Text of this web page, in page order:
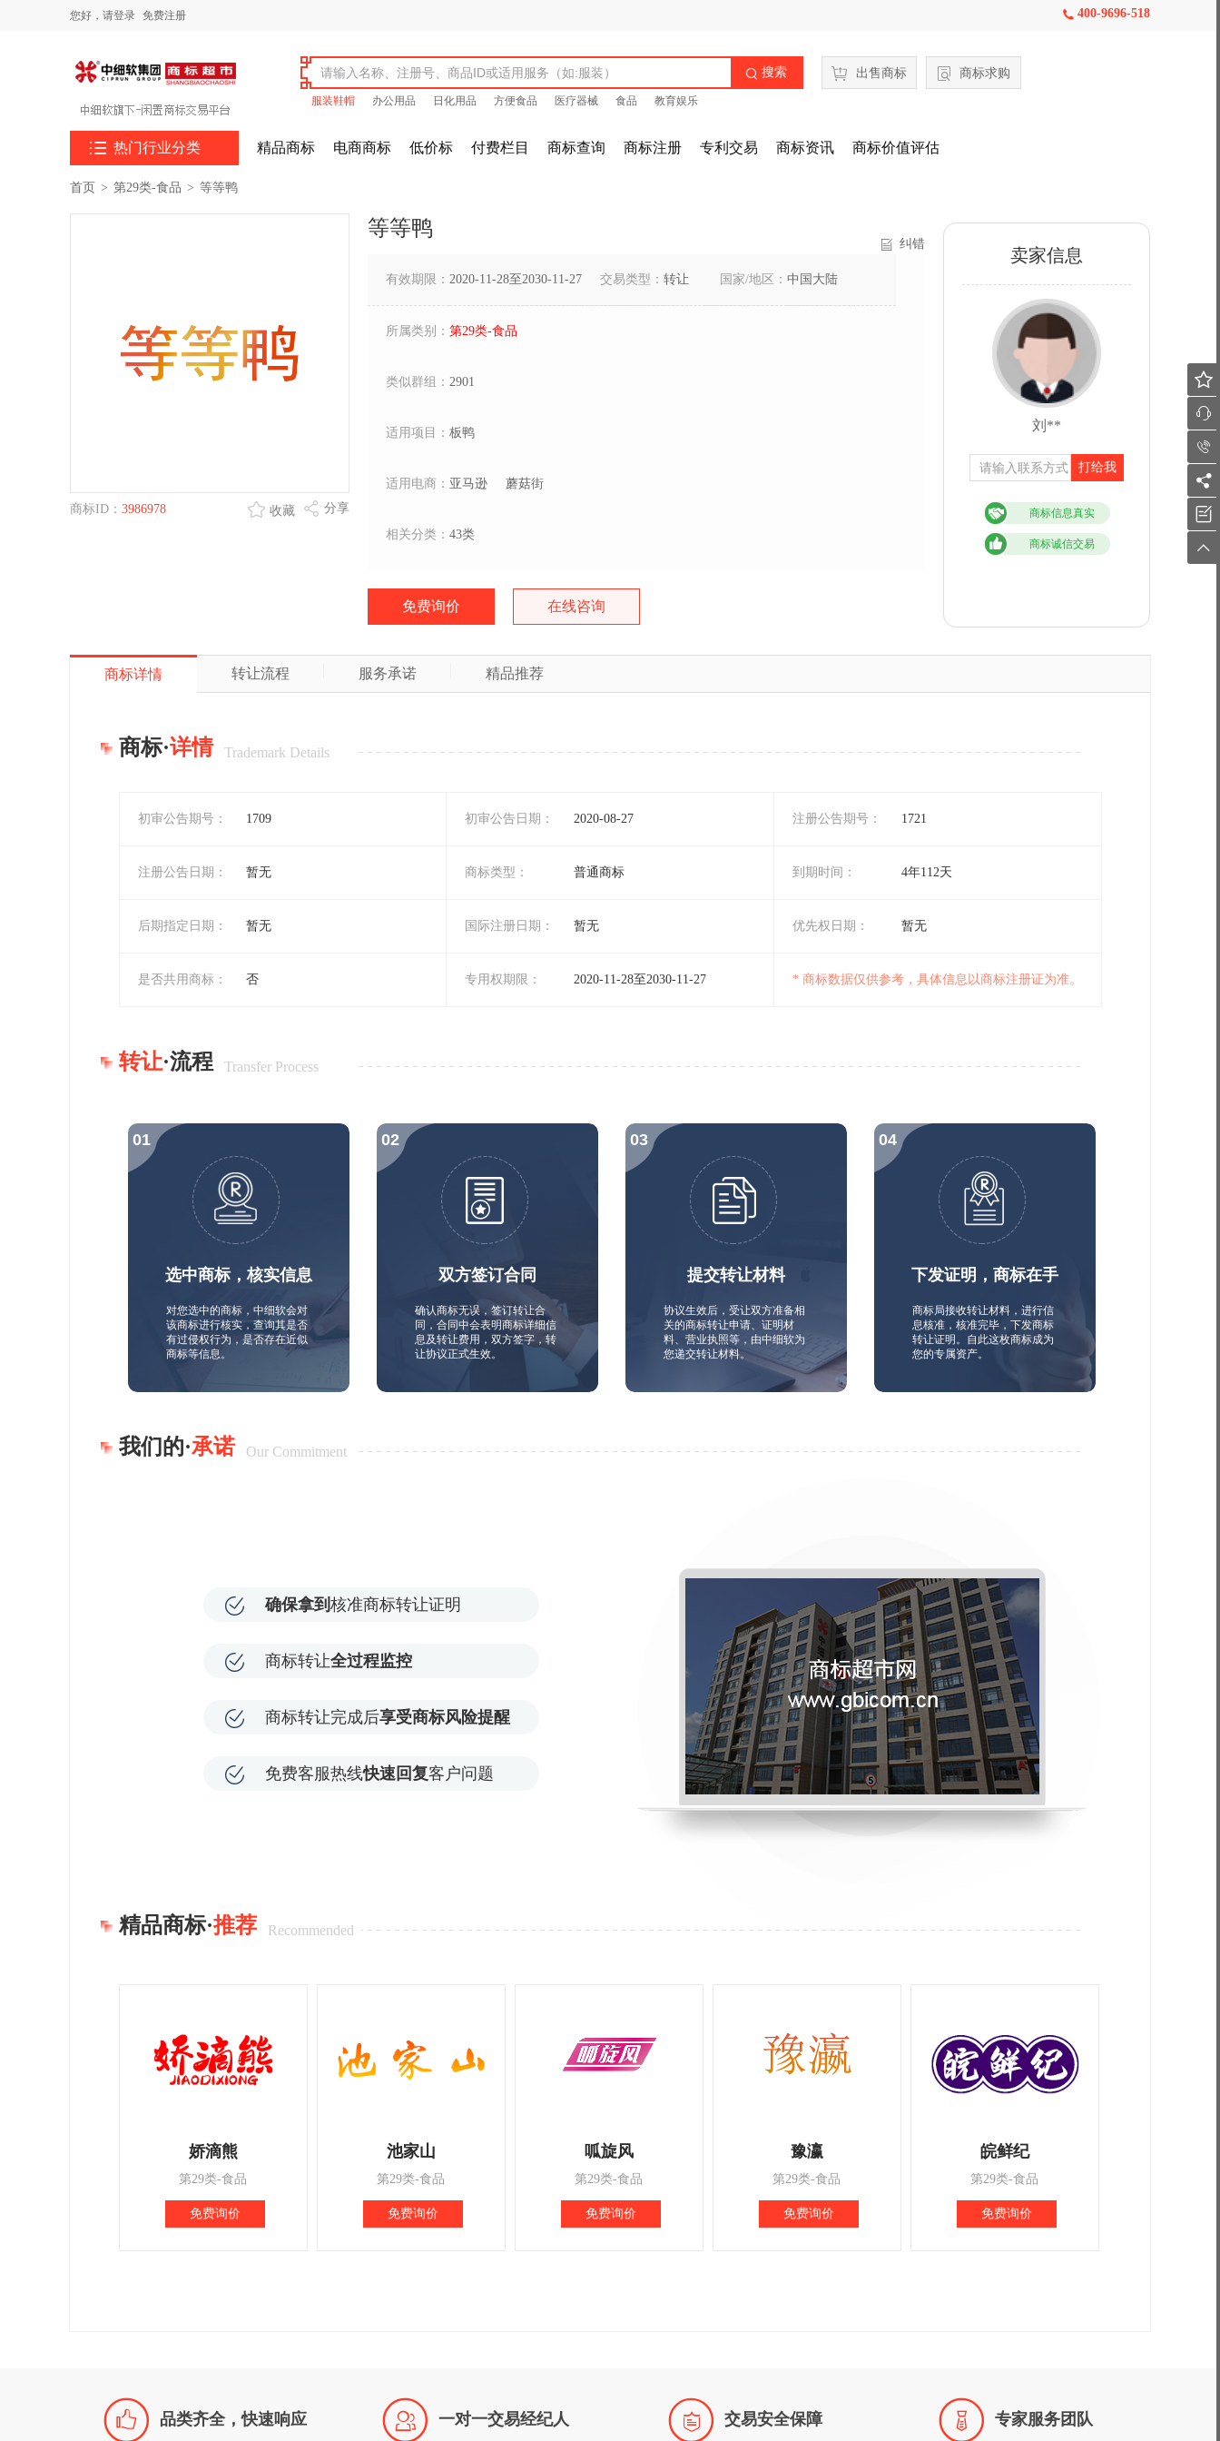
您好， 请登录 免费注册  400-9696-518
 搜索
服装鞋帽 办公用品 日化用品 方便食品 医疗器械 食品 教育娱乐
出售商标 商标求购
 热门行业分类 精品商标 电商商标 低价标 付费栏目 商标查询 商标注册 专利交易 商标资讯 商标价值评估
首页 > 第29类-食品 > 等等鸭
商标ID： 3986978 分享
收藏
等等鸭
纠错
有效期限： 2020-11-28至2030-11-27 交易类型： 转让 国家/地区： 中国大陆
所属类别： 第29类-食品
类似群组： 2901
适用项目： 板鸭
适用电商： 亚马逊 蘑菇街
相关分类： 43类
免费询价 在线咨询
卖家信息
刘**
打给我
商标信息真实
商标诚信交易
商标详情 转让流程 服务承诺 精品推荐
商标·详情 Trademark Details
初审公告期号： 1709 初审公告日期： 2020-08-27 注册公告期号： 1721
注册公告日期： 暂无 商标类型： 普通商标 到期时间： 4年112天
后期指定日期： 暂无 国际注册日期： 暂无 优先权日期： 暂无
是否共用商标： 否 专用权期限： 2020-11-28至2030-11-27 * 商标数据仅供参考，具体信息以商标注册证为准。
转让·流程 Transfer Process
选中商标，核实信息
对您选中的商标，中细软会对
该商标进行核实，查询其是否
有过侵权行为，是否存在近似
商标等信息。
双方签订合同
确认商标无误，签订转让合
同，合同中会表明商标详细信
息及转让费用，双方签字，转
让协议正式生效。
提交转让材料
协议生效后，受让双方准备相
关的商标转让申请、证明材
料、营业执照等，由中细软为
您递交转让材料。
下发证明，商标在手
商标局接收转让材料，进行信
息核准，核准完毕，下发商标
转让证明。自此这枚商标成为
您的专属资产。
我们的·承诺 Our Commitment
确保拿到 核准商标转让证明
商标转让全过程监控
商标转让完成后享受商标风险提醒
免费客服热线快速回复客户问题
精品商标·推荐 Recommended
娇滴熊
第29类-食品
免费询价
池家山
第29类-食品
免费询价
呱旋风
第29类-食品
免费询价
豫瀛
第29类-食品
免费询价
皖鲜纪
第29类-食品
免费询价
 品类齐全，快速响应  一对一交易经纪人  交易安全保障  专家服务团队





